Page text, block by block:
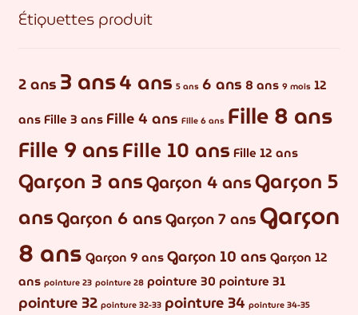
Étiquettes produit
2 ans 3 ans4 ans 5 ans 6 ans 8 ans 9 mois 12
ansFille 3 ans Fille 4 ans Fille 6 ans Fille 8 ans
Fille 9 ansFille 10 ans Fille 12 ans
Garçon 3 ansGarçon 4 ansGarçon 5
ansGarçon 6 ansGarçon 7 ansGarçon
8 ans Garçon 9 ansGarçon 10 ans Garçon 12
ans pointure 23 pointure 28 pointure 30 pointure 31
pointure 32 pointure 32-33 pointure 34 pointure 34-35